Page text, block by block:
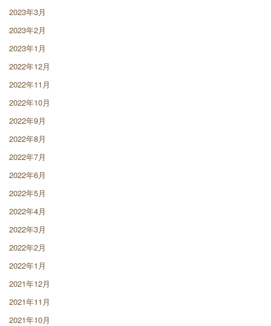
2023年3月
2023年2月
2023年1月
2022年12月
2022年11月
2022年10月
2022年9月
2022年8月
2022年7月
2022年6月
2022年5月
2022年4月
2022年3月
2022年2月
2022年1月
2021年12月
2021年11月
2021年10月